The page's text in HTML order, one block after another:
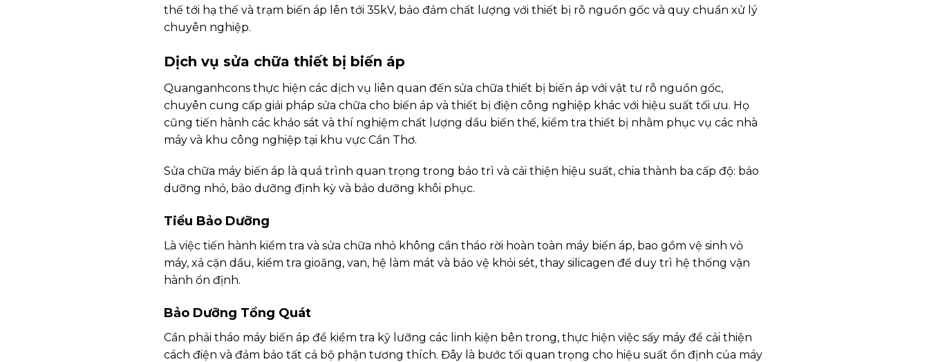
thế tới hạ thế và trạm biến áp lên tới 35kV, bảo đảm chất lượng với thiết bị rõ nguồn gốc và quy chuẩn xử lý
chuyên nghiệp.
Dịch vụ sửa chữa thiết bị biến áp
Quanganhcons thực hiện các dịch vụ liên quan đến sửa chữa thiết bị biến áp với vật tư rõ nguồn gốc,
chuyên cung cấp giải pháp sửa chữa cho biến áp và thiết bị điện công nghiệp khác với hiệu suất tối ưu. Họ
cũng tiến hành các khảo sát và thí nghiệm chất lượng dầu biến thế, kiểm tra thiết bị nhằm phục vụ các nhà
máy và khu công nghiệp tại khu vực Cần Thơ.
Sửa chữa máy biến áp là quá trình quan trọng trong bảo trì và cải thiện hiệu suất, chia thành ba cấp độ: bảo
dưỡng nhỏ, bảo dưỡng định kỳ và bảo dưỡng khôi phục.
Tiểu Bảo Dưỡng
Là việc tiến hành kiểm tra và sửa chữa nhỏ không cần tháo rời hoàn toàn máy biến áp, bao gồm vệ sinh vỏ
máy, xả cặn dầu, kiểm tra gioăng, van, hệ làm mát và bảo vệ khỏi sét, thay silicagen để duy trì hệ thống vận
hành ổn định.
Bảo Dưỡng Tổng Quát
Cần phải tháo máy biến áp để kiểm tra kỹ lưỡng các linh kiện bên trong, thực hiện việc sấy máy để cải thiện
cách điện và đảm bảo tất cả bộ phận tương thích. Đây là bước tối quan trọng cho hiệu suất ổn định của máy